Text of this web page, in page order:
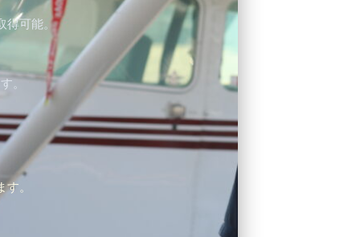
得可能。
。
。